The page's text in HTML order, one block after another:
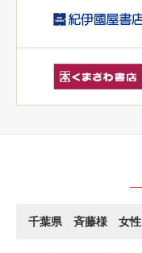
千葉県 斉藤様 女性